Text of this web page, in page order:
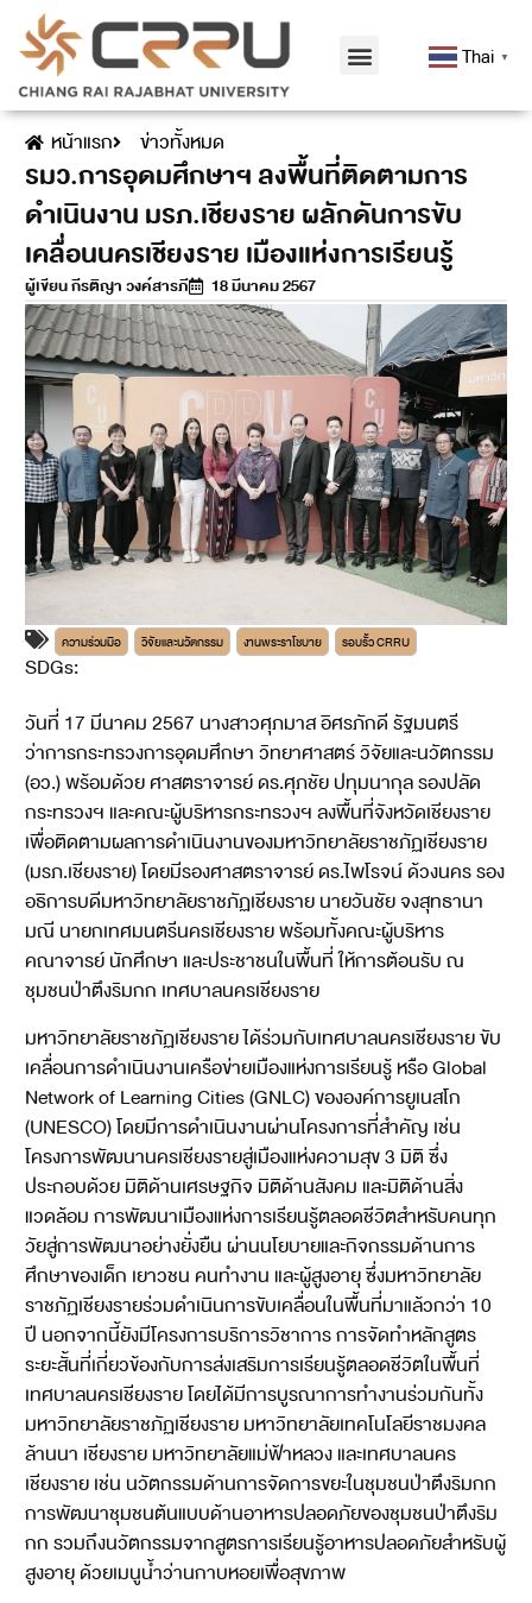
Thai ▼
หน้าแรก ข่าวทั้งหมด
รมว.การอุดมศึกษาฯ ลงพื้นที่ติดตามการ
ดำเนินงาน มรภ.เชียงราย ผลักดันการขับ
เคลื่อนนครเชียงราย เมืองแห่งการเรียนรู้
ผู้เขียนกีรติญา วงค์สารภี 18 มีนาคม 2567
ความร่วมมือ วิจัยและนวัตกรรม งานพระราโชบาย รอบรั้ว CRRU
SDGs:
วันที่ 17 มีนาคม 2567 นางสาวศุภมาส อิศรภักดี รัฐมนตรี
ว่าการกระทรวงการอุดมศึกษา วิทยาศาสตร์ วิจัยและนวัตกรรม
(อว.) พร้อมด้วย ศาสตราจารย์ ดร.ศุภชัย ปทุมนากุล รองปลัด
กระทรวงฯ และคณะผู้บริหารกระทรวงฯ ลงพื้นที่จังหวัดเชียงราย
เพื่อติดตามผลการดำเนินงานของมหาวิทยาลัยราชภัฏเชียงราย
(มรภ.เชียงราย) โดยมีรองศาสตราจารย์ ดร.ไพโรจน์ ด้วงนคร รอง
อธิการบดีมหาวิทยาลัยราชภัฏเชียงรายนายวันชัย จงสุทธานา
มณี นายกเทศมนตรีนครเชียงราย พร้อมทั้งคณะผู้บริหาร
คณาจารย์ นักศึกษา และประชาชนในพื้นที่ ให้การต้อนรับ ณ
ชุมชนป่าตึงริมกก เทศบาลนครเชียงราย
มหาวิทยาลัยราชภัฏเชียงราย ได้ร่วมกับเทศบาลนครเชียงราย ขับ
เคลื่อนการดำเนินงานเครือข่ายเมืองแห่งการเรียนรู้ หรือ Global
Network of Learning Cities (GNLC) ขององค์การยูเนสโก
(UNESCO) โดยมีการดำเนินงานผ่านโครงการที่สำคัญ เช่น
โครงการพัฒนานครเชียงรายสู่เมืองแห่งความสุข 3 มิติ ซึ่ง
ประกอบด้วย มิติด้านเศรษฐกิจ มิติด้านสังคม และมิติด้านสิ่ง
แวดล้อม การพัฒนาเมืองแห่งการเรียนรู้ตลอดชีวิตสำหรับคนทุก
วัยสู่การพัฒนาอย่างยั่งยืน ผ่านนโยบายและกิจกรรมด้านการ
ศึกษาของเด็ก เยาวชน คนทำงาน และผู้สูงอายุ ซึ่งมหาวิทยาลัย
ราชภัฏเชียงรายร่วมดำเนินการขับเคลื่อนในพื้นที่มาแล้วกว่า 10
ปี นอกจากนี้ยังมีโครงการบริการวิชาการ การจัดทำหลักสูตร
ระยะสั้นที่เกี่ยวข้องกับการส่งเสริมการเรียนรู้ตลอดชีวิตในพื้นที่
เทศบาลนครเชียงราย โดยได้มีการบูรณาการทำงานร่วมกันทั้ง
มหาวิทยาลัยราชภัฏเชียงราย มหาวิทยาลัยเทคโนโลยีราชมงคล
ล้านนา เชียงราย มหาวิทยาลัยแม่ฟ้าหลวง และเทศบาลนคร
เชียงราย เช่น นวัตกรรมด้านการจัดการขยะในชุมชนป่าตึงริมกก
การพัฒนาชุมชนต้นแบบด้านอาหารปลอดภัยของชุมชนป่าตึงริม
กก รวมถึงนวัตกรรมจากสูตรการเรียนรู้อาหารปลอดภัยสำหรับผู้
สูงอายุ ด้วยเมนูน้ำว่านกาบหอยเพื่อสุขภาพ